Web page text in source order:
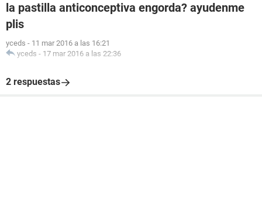
la pastilla anticonceptiva engorda? ayudenme
plis
yceds - 11 mar 2016 a las 16:21
yceds - 17 mar 2016 a las 22:36
2 respuestas